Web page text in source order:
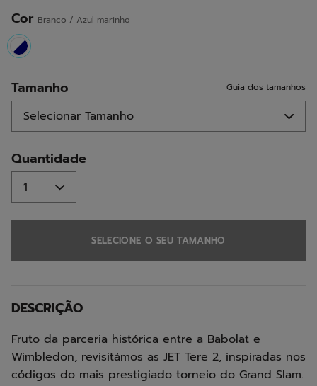
mesma
página.
Cor Branco / Azul marinho
selected
Tamanho Guia dos tamanhos
Quantidade
SELECIONE O SEU TAMANHO
DESCRIÇÃO
Fruto da parceria histórica entre a Babolat e
Wimbledon, revisitámos as JET Tere 2, inspiradas nos
códigos do mais prestigiado torneio do Grand Slam.